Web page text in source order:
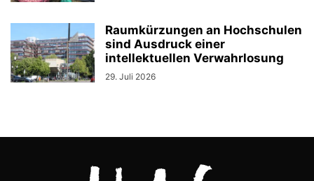
Raumkürzungen an Hochschulen
sind Ausdruck einer
intellektuellen Verwahrlosung
29. Juli 2026